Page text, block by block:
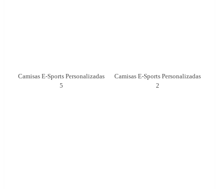
Camisas E-Sports Personalizadas
5
Camisas E-Sports Personalizadas
2